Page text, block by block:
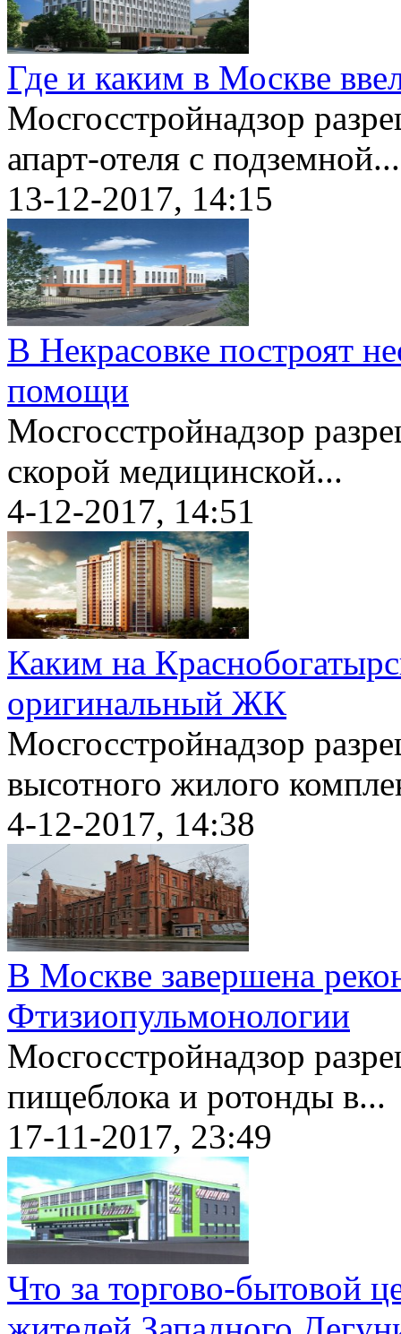
Где и каким в Москве
Мосгосстройнадзор
апарт-отеля с подземной...
13-12-2017, 14:15
В Некрасовке построят
помощи
Мосгосстройнадзор
скорой медицинской...
4-12-2017, 14:51
Каким на
оригинальный ЖК
Мосгосстройнадзор
высотного жилого
4-12-2017, 14:38
В Москве завершена
Фтизиопульмонологии
Мосгосстройнадзор
пищеблока и ротонды в...
17-11-2017, 23:49
Что за торгово-бытовой